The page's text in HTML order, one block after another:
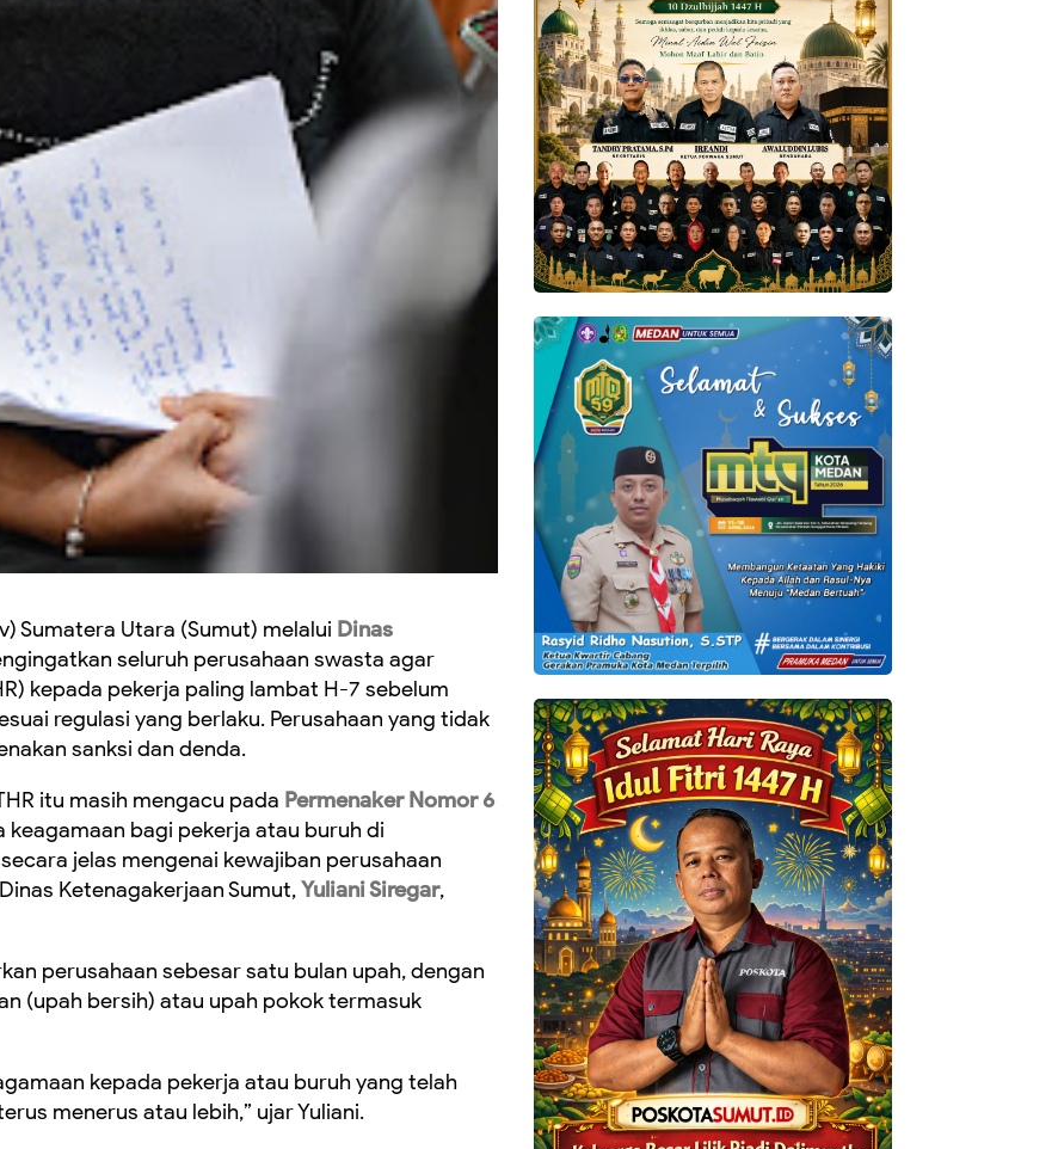
Sumatera Utara (Sumut) melalui Dinas
seluruh perusahaan swasta agar
kepada pekerja paling lambat H-7 sebelum
regulasi yang berlaku. Perusahaan yang tidak
sanksi dan denda.
itu masih mengacu pada Permenaker Nomor 6
bagi pekerja atau buruh di
jelas mengenai kewajiban perusahaan
Ketenagakerjaan Sumut,Yuliani Siregar,
perusahaan sebesar satu bulan upah, dengan
(upah bersih) atau upah pokok termasuk
kepada pekerja atau buruh yang telah
menerus atau lebih,” ujar Yuliani.